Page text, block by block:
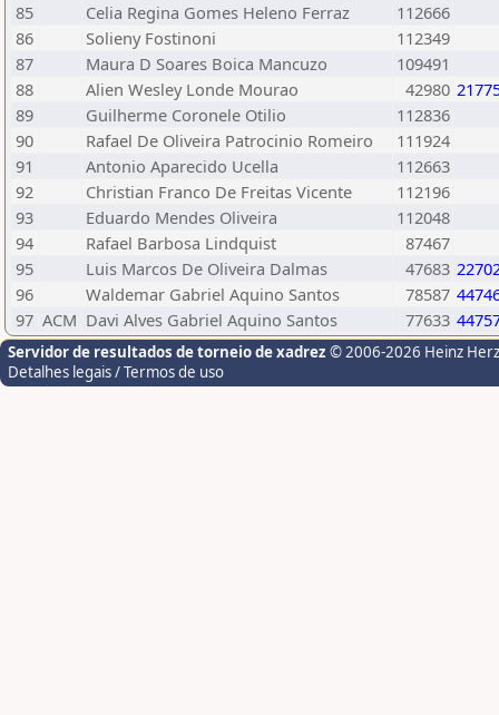
85
Celia Regina Gomes Heleno Ferraz
112666
86
Solieny Fostinoni
112349
87
Maura D Soares Boica Mancuzo
109491
88
Alien Wesley Londe Mourao 42980
89
Guilherme Coronele Otilio
112836
90
Rafael De Oliveira Patrocinio Romeiro
111924
91
Antonio Aparecido Ucella
112663
92
Christian Franco De Freitas Vicente
112196
93
Eduardo Mendes Oliveira
112048
94
Rafael Barbosa Lindquist
87467
95
Luis Marcos De Oliveira Dalmas 47683
96
Waldemar Gabriel Aquino Santos 78587
97 ACM Davi Alves Gabriel Aquino Santos 77633
Servidor de resultados de torneio de xadrez © 2006-2026 Heinz
Detalhes legais / Termos de uso